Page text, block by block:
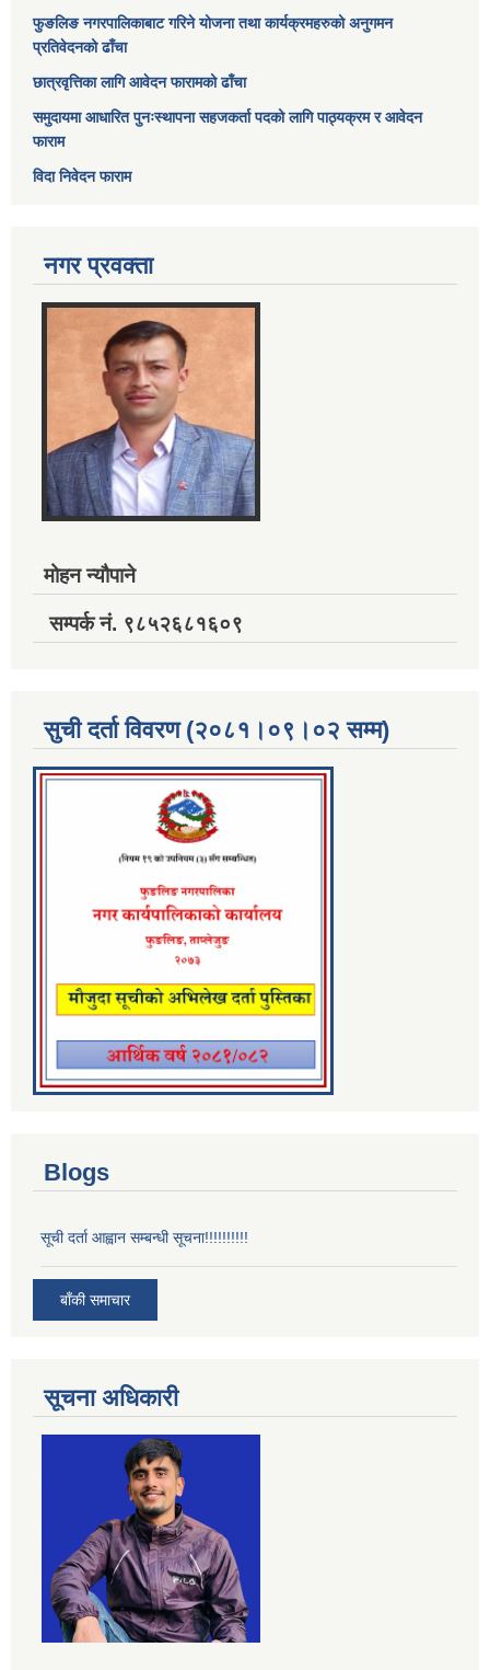
फुङलिङ नगरपालिकाबाट गरिने योजना तथा कार्यक्रमहरुको अनुगमन
प्रतिवेदनको ढाँचा
छात्रवृत्तिका लागि आवेदन फारामको ढाँचा
समुदायमा आधारित पुनःस्थापना सहजकर्ता पदको लागि पाठ्यक्रम र आवेदन
फाराम
विदा निवेदन फाराम
नगर प्रवक्ता
मोहन न्यौपाने
सम्पर्क नं. ९८५२६८१६०९
सुची दर्ता विवरण (२०८१।०९।०२ सम्म)
Blogs
सूची दर्ता आह्वान सम्बन्धी सूचना!!!!!!!!!!
बाँकी समाचार
सूचना अधिकारी